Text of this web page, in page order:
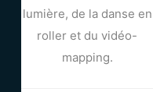
lumière, de la danse en
roller et du vidéo-
mapping.